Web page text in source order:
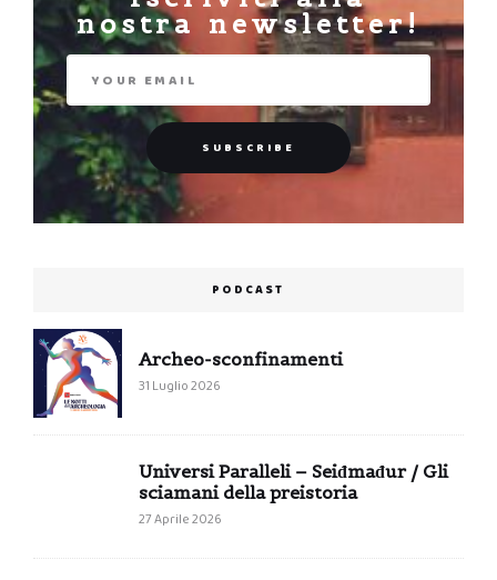
nostra newsletter!
PODCAST
Archeo-sconfinamenti
31 Luglio 2026
Universi Paralleli – Seiđmađur / Gli
sciamani della preistoria
27 Aprile 2026